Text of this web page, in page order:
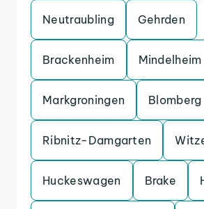
Neutraubling Gehrden
Brackenheim Mindelheim
Markgroningen Blomberg
Ribnitz-Damgarten
Huckeswagen Brake